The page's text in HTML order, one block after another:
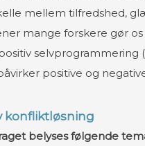
mellem tilfredshed,
mange forskere gør
positive og
konfliktløsning
belyses følgende